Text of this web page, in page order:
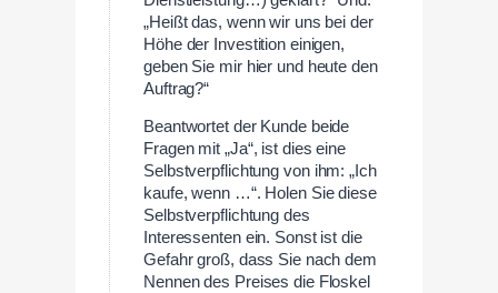
„Heißt das, wenn wir uns bei der
Höhe der Investition einigen,
geben Sie mir hier und heute den
Auftrag?“
Beantwortet der Kunde beide
Fragen mit „Ja“, ist dies eine
Selbstverpflichtung von ihm: „Ich
kaufe, wenn …“. Holen Sie diese
Selbstverpflichtung des
Interessenten ein. Sonst ist die
Gefahr groß, dass Sie nach dem
Nennen des Preises die Floskel